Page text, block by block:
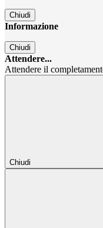
Chiudi
Informazione
Chiudi
Attendere...
Attendere il
Chiudi